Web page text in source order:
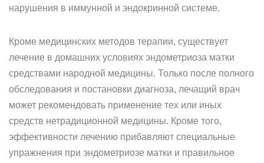
нарушения в иммунной и эндокринной системе.
Кроме медицинских методов терапии, существует
лечение в домашних условиях эндометриоза матки
средствами народной медицины. Только после полного
обследования и постановки диагноза, лечащий врач
может рекомендовать применение тех или иных
средств нетрадиционной медицины. Кроме того,
эффективности лечению прибавляют специальные
упражнения при эндометриозе матки и правильное